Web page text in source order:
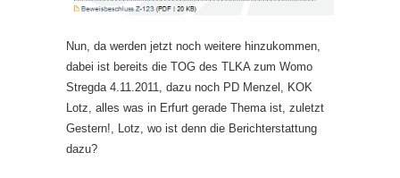
Nun, da werden jetzt noch weitere hinzukommen,
dabei ist bereits die TOG des TLKA zum Womo
Stregda 4.11.2011, dazu noch PD Menzel, KOK
Lotz, alles was in Erfurt gerade Thema ist, zuletzt
Gestern!, Lotz, wo ist denn die Berichterstattung
dazu?